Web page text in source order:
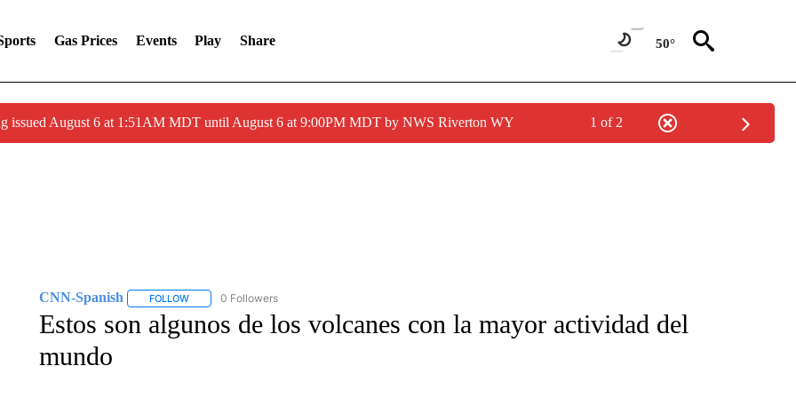
Gas Prices Events Play Share 50°
issued August 6 at 1:51AM MDT until August 6 at 9:00PM MDT by NWS Riverton WY 1 of 2
CNN-Spanish FOLLOWFOLLOW "CNN-SPANISH" TO RECEIVE NOTIFICATIONS ABOUT NEW PAGES ON "CNN-SPANISH".
0 Followers
Estos son algunos de los volcanes con la mayor actividad del
mundo